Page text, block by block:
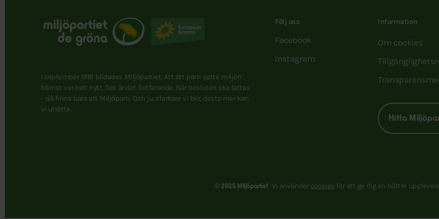
I september 1981 bildades Miljöpartiet. Att ett parti satte miljön
främst var helt nytt. Det är det fortfarande. När besluten ska fattas
– då finns bara ett Miljöparti. Och ju starkare vi blir, desto mer kan
vi uträtta.
Följ oss
Facebook
Instagram
Information
Om cookies
Hitta
© 2025 Miljöpartiet Vi använder cookies för att ge dig en bättre